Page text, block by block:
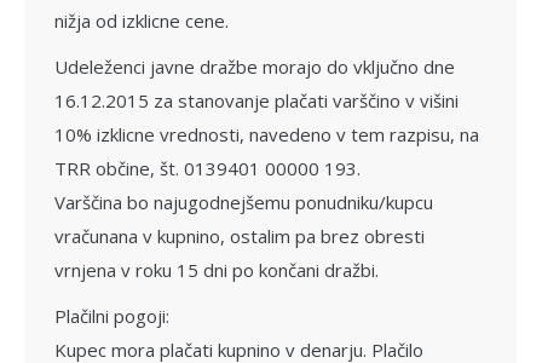
nižja od izklicne cene.
Udeleženci javne dražbe morajo do vključno dne
16.12.2015 za stanovanje plačati varščino v višini
10% izklicne vrednosti, navedeno v tem razpisu, na
TRR občine, št. 0139401 00000 193.
Varščina bo najugodnejšemu ponu­dniku/kupcu
vračunana v kupnino, ostalim pa brez obresti
vrnjena v roku 15 dni po kon­čani dražbi.
Plačilni pogoji:
Kupec mora plačati kupnino v denarju. Plačilo